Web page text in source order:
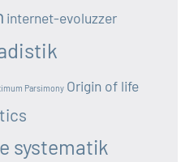
internet-evoluzzer
Parsimony Origin of life
systematik